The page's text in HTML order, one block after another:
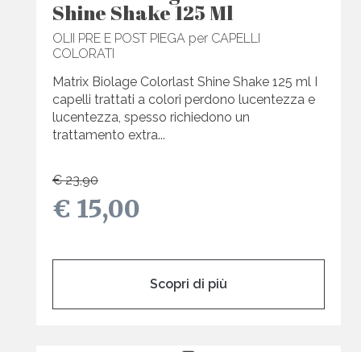
Shine Shake 125 Ml
OLII PRE E POST PIEGA per CAPELLI
COLORATI
Matrix Biolage Colorlast Shine Shake 125 ml I
capelli trattati a colori perdono lucentezza e
lucentezza, spesso richiedono un
trattamento extra...
€ 23,90
€ 15,00
Scopri di più